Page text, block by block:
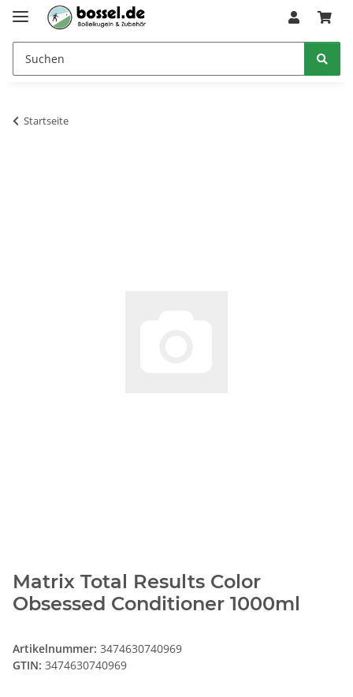
Startseite
Matrix Total Results Color
Obsessed Conditioner 1000ml
Artikelnummer: 3474630740969
GTIN: 3474630740969